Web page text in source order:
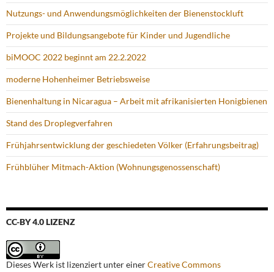
Nutzungs- und Anwendungsmöglichkeiten der Bienenstockluft
Projekte und Bildungsangebote für Kinder und Jugendliche
biMOOC 2022 beginnt am 22.2.2022
moderne Hohenheimer Betriebsweise
Bienenhaltung in Nicaragua – Arbeit mit afrikanisierten Honigbienen
Stand des Droplegverfahren
Frühjahrsentwicklung der geschiedeten Völker (Erfahrungsbeitrag)
Frühblüher Mitmach-Aktion (Wohnungsgenossenschaft)
CC-BY 4.0 LIZENZ
Dieses Werk ist lizenziert unter einerCreative Commons